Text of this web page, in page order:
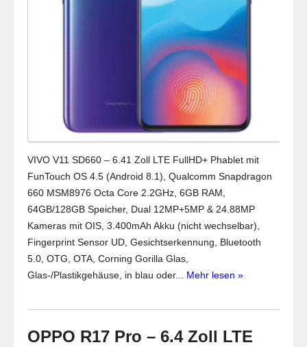
VIVO V11 SD660 – 6.41 Zoll LTE FullHD+ Phablet mit
FunTouch OS 4.5 (Android 8.1), Qualcomm Snapdragon
660 MSM8976 Octa Core 2.2GHz, 6GB RAM,
64GB/128GB Speicher, Dual 12MP+5MP & 24.88MP
Kameras mit OIS, 3.400mAh Akku (nicht wechselbar),
Fingerprint Sensor UD, Gesichtserkennung, Bluetooth
5.0, OTG, OTA, Corning Gorilla Glas,
Glas-/Plastikgehäuse, in blau oder... Mehr lesen »
OPPO R17 Pro – 6.4 Zoll LTE